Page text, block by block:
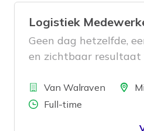
binnen de organisatie
bij aan een
logistieke operatie.
Logistiek
Geen dag hetzelfde,
en zichtbaar resultaat
voor jou.
BedrijfVan Walraven Locatie
Aantal uren
Full-time